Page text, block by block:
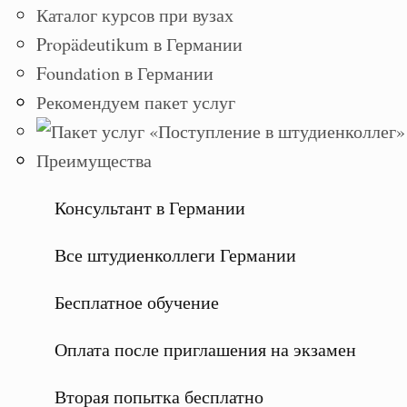
Каталог курсов при вузах
Propädeutikum в Германии
Foundation в Германии
Рекомендуем пакет услуг
Преимущества
Консультант в Германии
Все штудиенколлеги Германии
Бесплатное обучение
Оплата после приглашения на экзамен
Вторая попытка бесплатно